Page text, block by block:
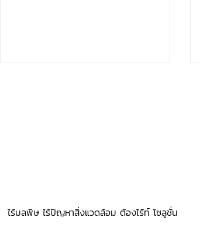
Rights Awards 2024)🏆
ไร้มลพิษ ไร้ปัญหาสิ่งแวดล้อม ต้องไร้ท์ โซลูชั่น